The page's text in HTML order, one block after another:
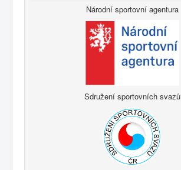
Národní sportovní agentura
Sdružení sportovních svazů